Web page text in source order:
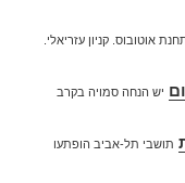
אוטובוס. קניון עזריאלי.
יש הנחה סמויה בקרב
תושבי תל-אביב הופתעו